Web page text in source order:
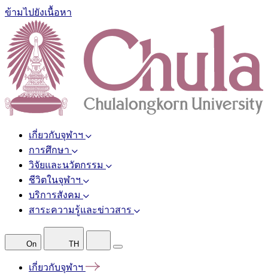
ข้ามไปยังเนื้อหา
เกี่ยวกับจุฬาฯ
การศึกษา
วิจัยและนวัตกรรม
ชีวิตในจุฬาฯ
บริการสังคม
สาระความรู้และข่าวสาร
On TH
เกี่ยวกับจุฬาฯ